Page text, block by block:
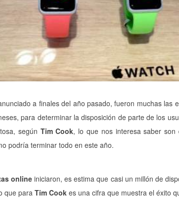
a finales del año pasado, fueron muchas las
para determinar la disposición de parte de los
según Tim Cook, lo que nos interesa saber
podría terminar todo en este año.
online iniciaron, es estima que casi un millón de
que para Tim Cook es una cifra que muestra el éxito